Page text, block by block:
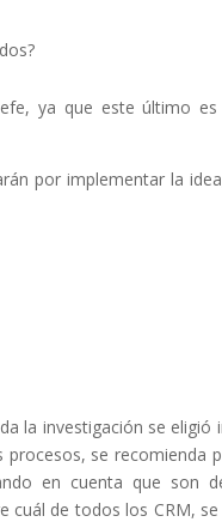
ya que este último
por implementar la
la investigación se eligió
procesos, se recomienda
en cuenta que son
cuál de todos los CRM,